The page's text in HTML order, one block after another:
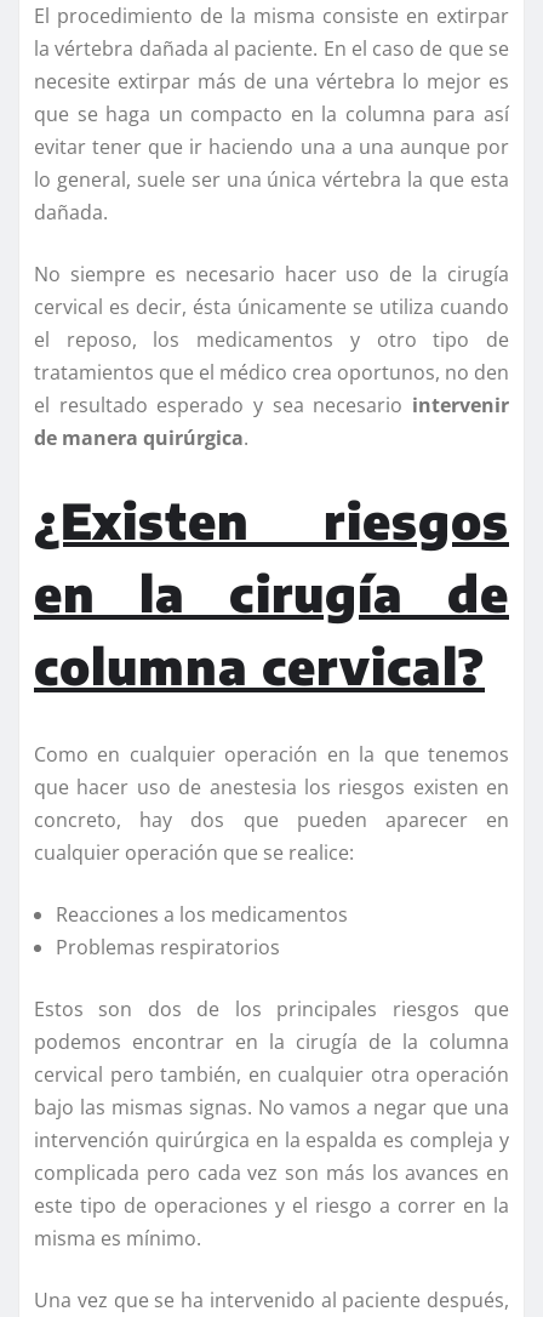
El procedimiento de la misma consiste en extirpar
la vértebra dañada al paciente. En el caso de que se
necesite extirpar más de una vértebra lo mejor es
que se haga un compacto en la columna para así
evitar tener que ir haciendo una a una aunque por
lo general, suele ser una única vértebra la que esta
dañada.
No siempre es necesario hacer uso de la cirugía
cervical es decir, ésta únicamente se utiliza cuando
el reposo, los medicamentos y otro tipo de
tratamientos que el médico crea oportunos, no den
el resultado esperado y sea necesario intervenir
de manera quirúrgica.
¿Existen riesgos
en la cirugía de
columna cervical?
Como en cualquier operación en la que tenemos
que hacer uso de anestesia los riesgos existen en
concreto, hay dos que pueden aparecer en
cualquier operación que se realice:
Reacciones a los medicamentos
Problemas respiratorios
Estos son dos de los principales riesgos que
podemos encontrar en la cirugía de la columna
cervical pero también, en cualquier otra operación
bajo las mismas signas. No vamos a negar que una
intervención quirúrgica en la espalda es compleja y
complicada pero cada vez son más los avances en
este tipo de operaciones y el riesgo a correr en la
misma es mínimo.
Una vez que se ha intervenido al paciente después,